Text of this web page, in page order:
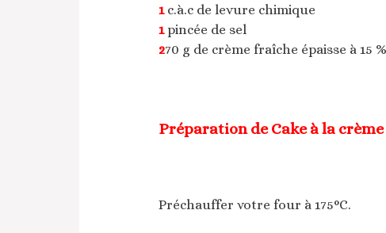
1c.à.c de levure chimique
1pincée de sel
270 g de crème fraîche épaisse à 15
Préparation de Cake à la
Préchauffer votre four à 175°C.